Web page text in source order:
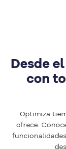
Desde
con
Optimiza
ofrece.